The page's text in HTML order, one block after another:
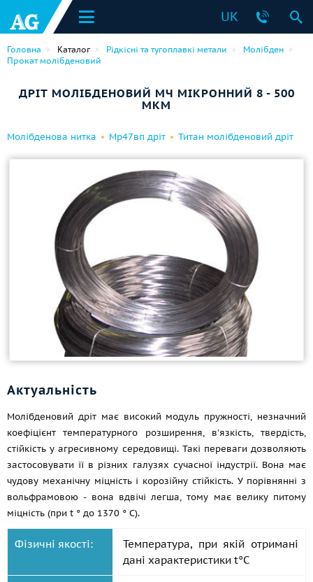
UK
Головна Каталог Рідкісні та тугоплавкі метали
Молібден
Прокат молібденовий
ДРІТ МОЛІБДЕНОВИЙ МЧ МІКРОННИЙ 8 - 500
МКМ
Молібденова нитка Мр47вп дріт Титан молібденовий дріт
Актуальність
Молібденовий дріт має високий модуль пружності, незначний
коефіцієнт температурного розширення, в'язкість, твердість,
стійкість у агресивному середовищі. Такі переваги дозволяють
застосовувати її в різних галузях сучасної індустрії. Вона має
чудову механічну міцність і корозійну стійкість. У порівнянні з
вольфрамовою - вона вдвічі легша, тому має велику питому
міцність (при t ° до 1370 ° С).
Фізичні якості:
Температура, при якій отримані
дані характеристики t°С